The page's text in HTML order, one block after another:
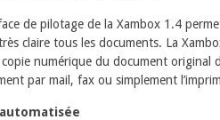
de pilotage de la Xambox 1.4
claire tous les documents. La
numérique du document original
par mail, fax ou simplement